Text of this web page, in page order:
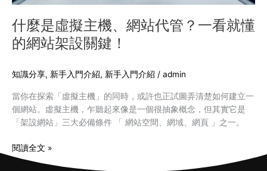
什麼是虛擬主機、網站代管？一看就懂
的網站架設關鍵！
知識分享, 新手入門介紹, 新手入門介紹 / admin
當你在探索「虛擬主機」的同時，或許也正試圖弄清楚如何建立一
個網站。虛擬主機，乍聽起來像是一個很抽象概念，但其實它是
「架設網站」三大必備條件 「 網站空間、網域、網頁 」之一。
看
就
懂
的
站
設
關
鍵！
閱讀全文 »